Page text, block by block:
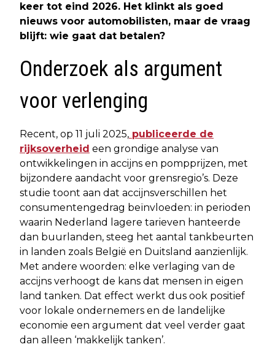
keer tot eind 2026. Het klinkt als goed
nieuws voor automobilisten, maar de vraag
blijft: wie gaat dat betalen?
Onderzoek als argument
voor verlenging
Recent, op 11 juli 2025, publiceerde de
rijksoverheid een grondige analyse van
ontwikkelingen in accijns en pompprijzen, met
bijzondere aandacht voor grensregio’s. Deze
studie toont aan dat accijnsverschillen het
consumentengedrag beïnvloeden: in perioden
waarin Nederland lagere tarieven hanteerde
dan buurlanden, steeg het aantal tankbeurten
in landen zoals België en Duitsland aanzienlijk.
Met andere woorden: elke verlaging van de
accijns verhoogt de kans dat mensen in eigen
land tanken. Dat effect werkt dus ook positief
voor lokale ondernemers en de landelijke
economie een argument dat veel verder gaat
dan alleen ‘makkelijk tanken’.